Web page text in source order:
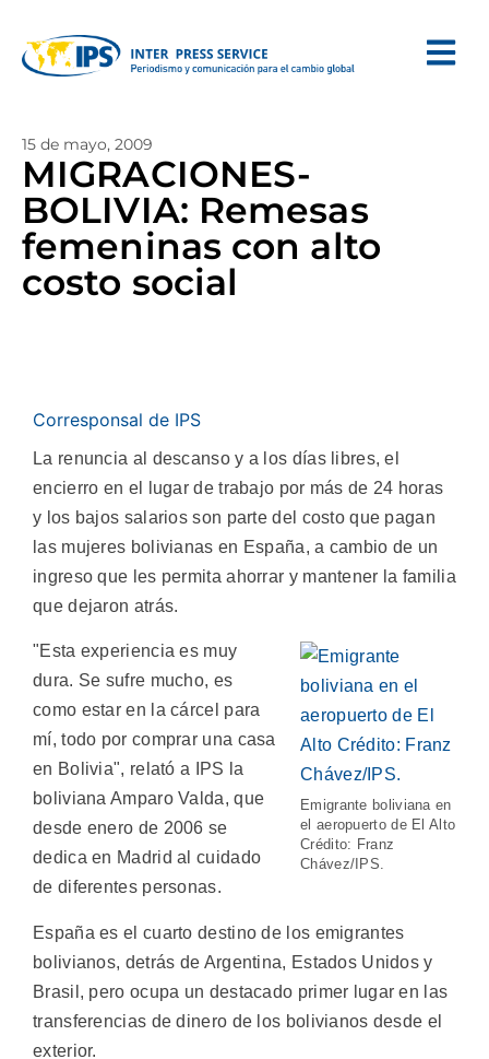
15 de mayo, 2009
MIGRACIONES-
BOLIVIA: Remesas
femeninas con alto
costo social
Corresponsal de IPS
La renuncia al descanso y a los días libres, el
encierro en el lugar de trabajo por más de 24 horas
y los bajos salarios son parte del costo que pagan
las mujeres bolivianas en España, a cambio de un
ingreso que les permita ahorrar y mantener la familia
que dejaron atrás.
Emigrante boliviana en
el aeropuerto de El Alto
Crédito: Franz
Chávez/IPS.
"Esta experiencia es muy
dura. Se sufre mucho, es
como estar en la cárcel para
mí, todo por comprar una casa
en Bolivia", relató a IPS la
boliviana Amparo Valda, que
desde enero de 2006 se
dedica en Madrid al cuidado
de diferentes personas.
España es el cuarto destino de los emigrantes
bolivianos, detrás de Argentina, Estados Unidos y
Brasil, pero ocupa un destacado primer lugar en las
transferencias de dinero de los bolivianos desde el
exterior.